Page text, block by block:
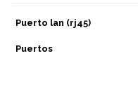
Puerto lan (rj45)
Puertos